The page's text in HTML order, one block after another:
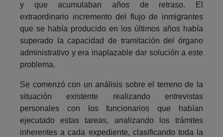
y que acumulaban años de retraso. El
extraordinario incremento del flujo de inmigrantes
que se había producido en los últimos años había
superado la capacidad de tramitación del órgano
administrativo y era inaplazable dar solución a este
problema.
Se comenzó con un análisis sobre el terreno de la
situación existente realizando entrevistas
personales con los funcionarios que habían
ejecutado estas tareas, analizando los trámites
inherentes a cada expediente, clasificando toda la